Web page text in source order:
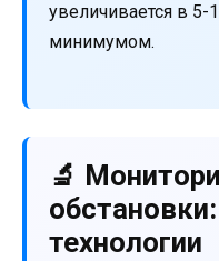
увеличивается в 5-
минимумом.
🔬
технологии